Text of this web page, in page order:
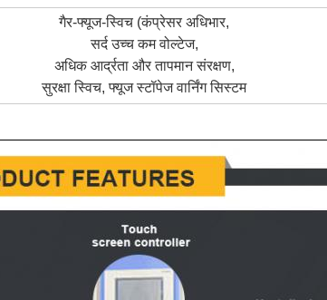
गैर-फ्यूज-स्विच (कंप्रेसर अधिभार,
सर्द उच्च कम वोल्टेज,
अधिक आर्द्रता और तापमान संरक्षण,
सुरक्षा स्विच, फ्यूज स्टॉपेज वार्निंग सिस्टम